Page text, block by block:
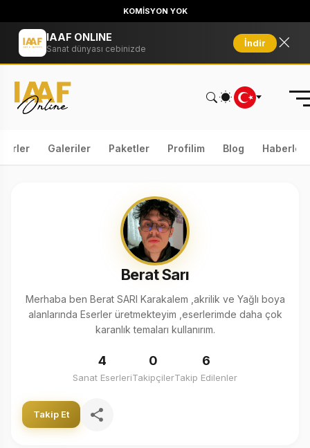
KOMİSYON YOK
IAAF ONLINE
Sanat dünyası cebinizde
İndir
Galeriler Paketler Profilim Blog Haberler
Berat Sarı
Merhaba ben Berat SARI Karakalem ,akrilik ve Yağlı boya
alanlarında Eserler üretmekteyim ,eserlerimde daha çok
karanlık temaları kullanırım.
4
Sanat Eserleri
0
Takipçiler
6
Takip Edilenler
Takip Et